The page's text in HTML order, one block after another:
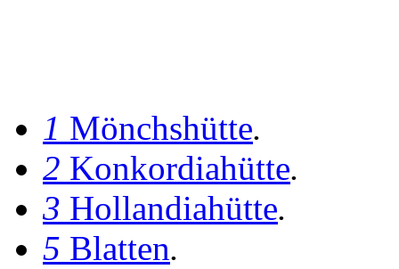
1 Mönchshütte.
2 Konkordiahütte.
3 Hollandiahütte.
5 Blatten.